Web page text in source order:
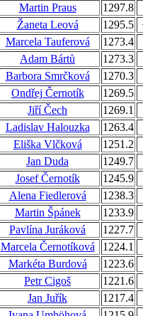
Martin Praus
1297.8
Žaneta Leová 1295.5
Marcela Tauferová
1273.4
Adam Bártů
1273.3
Barbora Smrčková
1270.3
Ondřej Černotík
1269.5
Jiří Čech
1269.1
Ladislav Halouzka
1263.4
Eliška Vlčková
1251.2
Jan Duda
1249.7
Josef Černotík
1245.9
Alena Fiedlerová
1238.3
Martin Špánek
1233.9
Pavlína Juráková
1227.7
Marcela Černotíková
1224.1
Markéta Burdová
1223.6
Petr Cigoš
1221.6
Jan Juřík
1217.4